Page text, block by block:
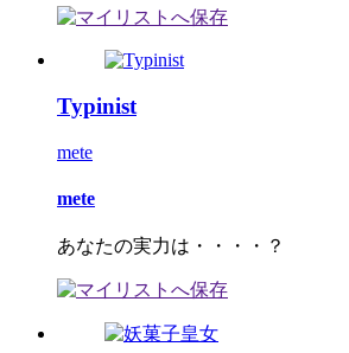
Typinist
mete
mete
あなたの実力は・・・・？